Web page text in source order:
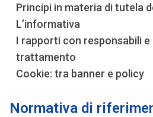
Principi in materia di tutela
L’informativa
I rapporti con responsabili
trattamento
Cookie: tra banner e policy
Normativa di